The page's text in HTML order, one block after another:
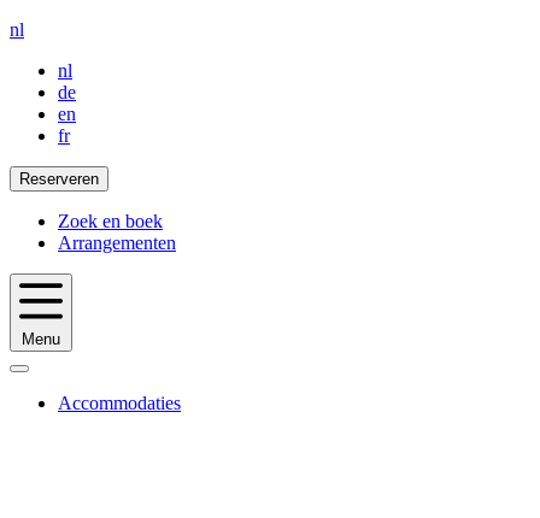
nl
nl
de
en
fr
Reserveren
Zoek en boek
Arrangementen
Menu
Accommodaties